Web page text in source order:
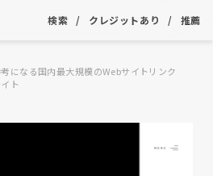
検索 クレジットあり 推薦
になる国内最大規模のWebサイトリンク
ト